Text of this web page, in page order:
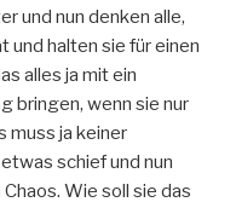
und nun denken alle,
und halten sie für einen
alles ja mit ein
bringen, wenn sie nur
muss ja keiner
schief und nun
Wie soll sie das